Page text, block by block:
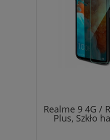
Realme 9 4G /
Plus, Szkło